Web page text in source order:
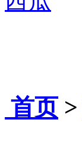
首页>